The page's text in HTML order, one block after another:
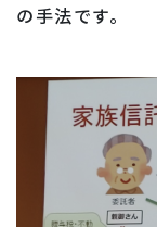
の手法です。